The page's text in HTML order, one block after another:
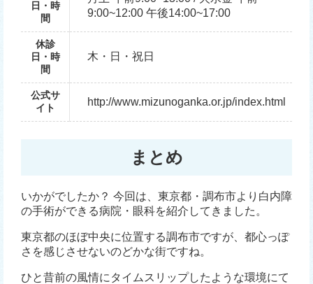
日・時
間
9:00~12:00 午後14:00~17:00
休診
日・時
間
木・日・祝日
公式サ
イト
http://www.mizunoganka.or.jp/index.html
まとめ
いかがでしたか？ 今回は、東京都・調布市より白内障
の手術ができる病院・眼科を紹介してきました。
東京都のほぼ中央に位置する調布市ですが、都心っぽ
さを感じさせないのどかな街ですね。
ひと昔前の風情にタイムスリップしたような環境にて